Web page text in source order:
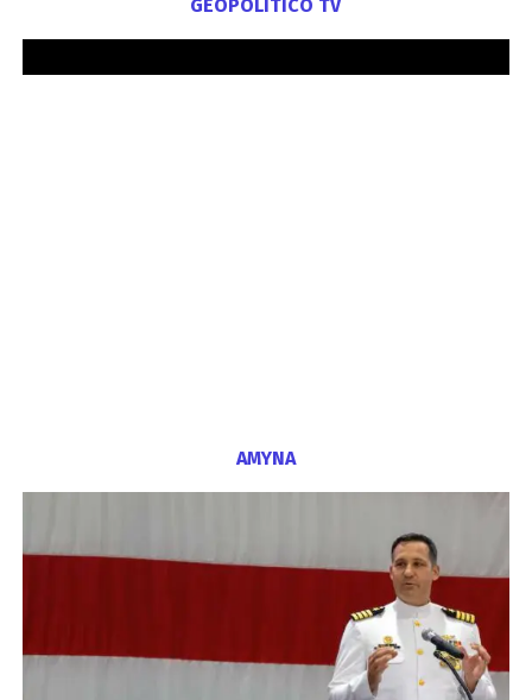
GEOPOLITICO TV
ΑΜΥΝΑ